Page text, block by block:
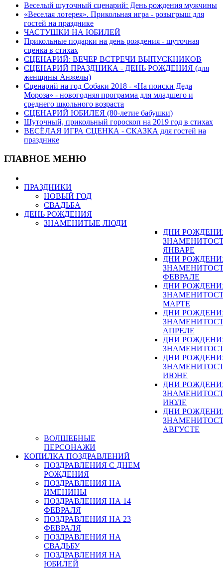
Веселый шуточный сценарий: День рождения мужчины
«Веселая лотерея». Прикольная игра - розыгрыш для
гостей на празднике
ЧАСТУШКИ НА ЮБИЛЕЙ
Прикольные подарки на день рождения - шуточная
сценка в стихах
СЦЕНАРИЙ: ВЕЧЕР ВСТРЕЧИ ВЫПУСКНИКОВ
СЦЕНАРИЙ ПРАЗДНИКА - ДЕНЬ РОЖДЕНИЯ (для
женщины Анжелы)
Сценарий на год Собаки 2018 - «На поиски Деда
Мороза» - новогодняя программа для младшего и
среднего школьного возраста
СЦЕНАРИЙ ЮБИЛЕЯ (80-летие бабушки)
Шуточный, прикольный гороскоп на 2019 год в стихах
ВЕСЁЛАЯ ИГРА СЦЕНКА - СКАЗКА для гостей на
празднике
ГЛАВНОЕ МЕНЮ
ПРАЗДНИКИ
НОВЫЙ ГОД
СВАДЬБА
ДЕНЬ РОЖДЕНИЯ
ЗНАМЕНИТЫЕ ЛЮДИ
ДНИ
ЯНВАРЕ
ДНИ
ФЕВРАЛЕ
ДНИ
МАРТЕ
ДНИ
АПРЕЛЕ
ДНИ
ДНИ
ИЮНЕ
ДНИ
ИЮЛЕ
ДНИ
АВГУСТЕ
ВОЛШЕБНЫЕ
ПЕРСОНАЖИ
КОПИЛКА ПОЗДРАВЛЕНИЙ
ПОЗДРАВЛЕНИЯ С ДНЕМ
РОЖДЕНИЯ
ПОЗДРАВЛЕНИЯ НА
ИМЕНИНЫ
ПОЗДРАВЛЕНИЯ НА 14
ФЕВРАЛЯ
ПОЗДРАВЛЕНИЯ НА 23
ФЕВРАЛЯ
ПОЗДРАВЛЕНИЯ НА
СВАДЬБУ
ПОЗДРАВЛЕНИЯ НА
ЮБИЛЕЙ